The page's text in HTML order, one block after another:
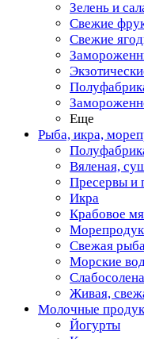
Зелень и
Свежие
Свежие
Еще
Рыба, икра,
Вяленая,
Пресервы и
Икра
Крабовое
Свежая
Морские
Живая,
Молочные
Йогурты